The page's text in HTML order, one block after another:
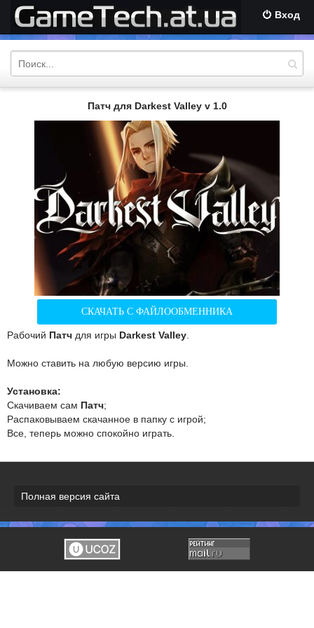
Вход
Патч для Darkest Valley v 1.0
СКАЧАТЬ С ФАЙЛООБМЕННИКА
Рабочий Патч для игры Darkest Valley
Можно ставить на любую версию игры.
Установка:
Скачиваем сам Патч;
Распаковываем скачанное в папку с игрой;
Все, теперь можно спокойно играть.
Полная версия сайта